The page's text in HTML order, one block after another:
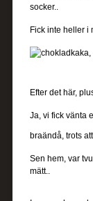
socker..
Fick inte heller i
Efter det här,
Ja, vi fick vänta
braändå, trots
Sen hem, var
mätt..